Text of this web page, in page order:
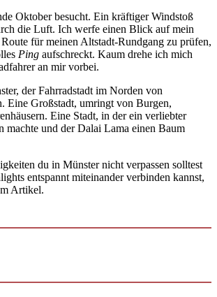
Oktober besucht. Ein kräftiger Windstoß
die Luft. Ich werfe einen Blick auf mein
für meinen Altstadt-Rundgang zu prüfen,
Ping aufschreckt. Kaum drehe ich mich
an mir vorbei.
der Fahrradstadt im Norden von
Eine Großstadt, umringt von Burgen,
Eine Stadt, in der ein verliebter
machte und der Dalai Lama einen Baum
du in Münster nicht verpassen solltest
entspannt miteinander verbinden kannst,
Artikel.